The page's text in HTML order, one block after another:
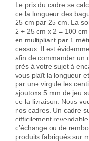
Le prix du cadre se
de la longueur des
25 cm par 25 cm. La
2 + 25 cm x 2 = 100
en multipliant par 1
dessus. Il est
afin de commander un
près à votre sujet à
vous plaît la longueur
par une virgule les
ajoutons 5 mm de jeu
de la livraison: Nous
nos cadres. Un cadre
difficilement
d’échange ou de
produits fabriqués sur